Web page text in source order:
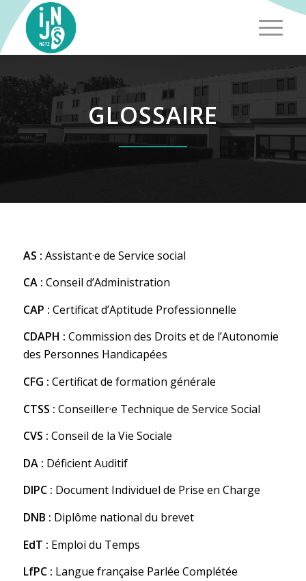
GLOSSAIRE
AS : Assistant·e de Service social
CA : Conseil d’Administration
CAP : Certificat d’Aptitude Professionnelle
CDAPH : Commission des Droits et de l’Autonomie
des Personnes Handicapées
CFG : Certificat de formation générale
CTSS : Conseiller·e Technique de Service Social
CVS : Conseil de la Vie Sociale
DA : Déficient Auditif
DIPC : Document Individuel de Prise en Charge
DNB : Diplôme national du brevet
EdT : Emploi du Temps
LfPC : Langue française Parlée Complétée